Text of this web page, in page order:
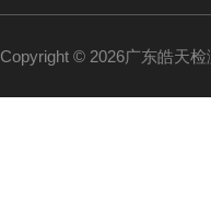
Copyright © 2026广东皓天